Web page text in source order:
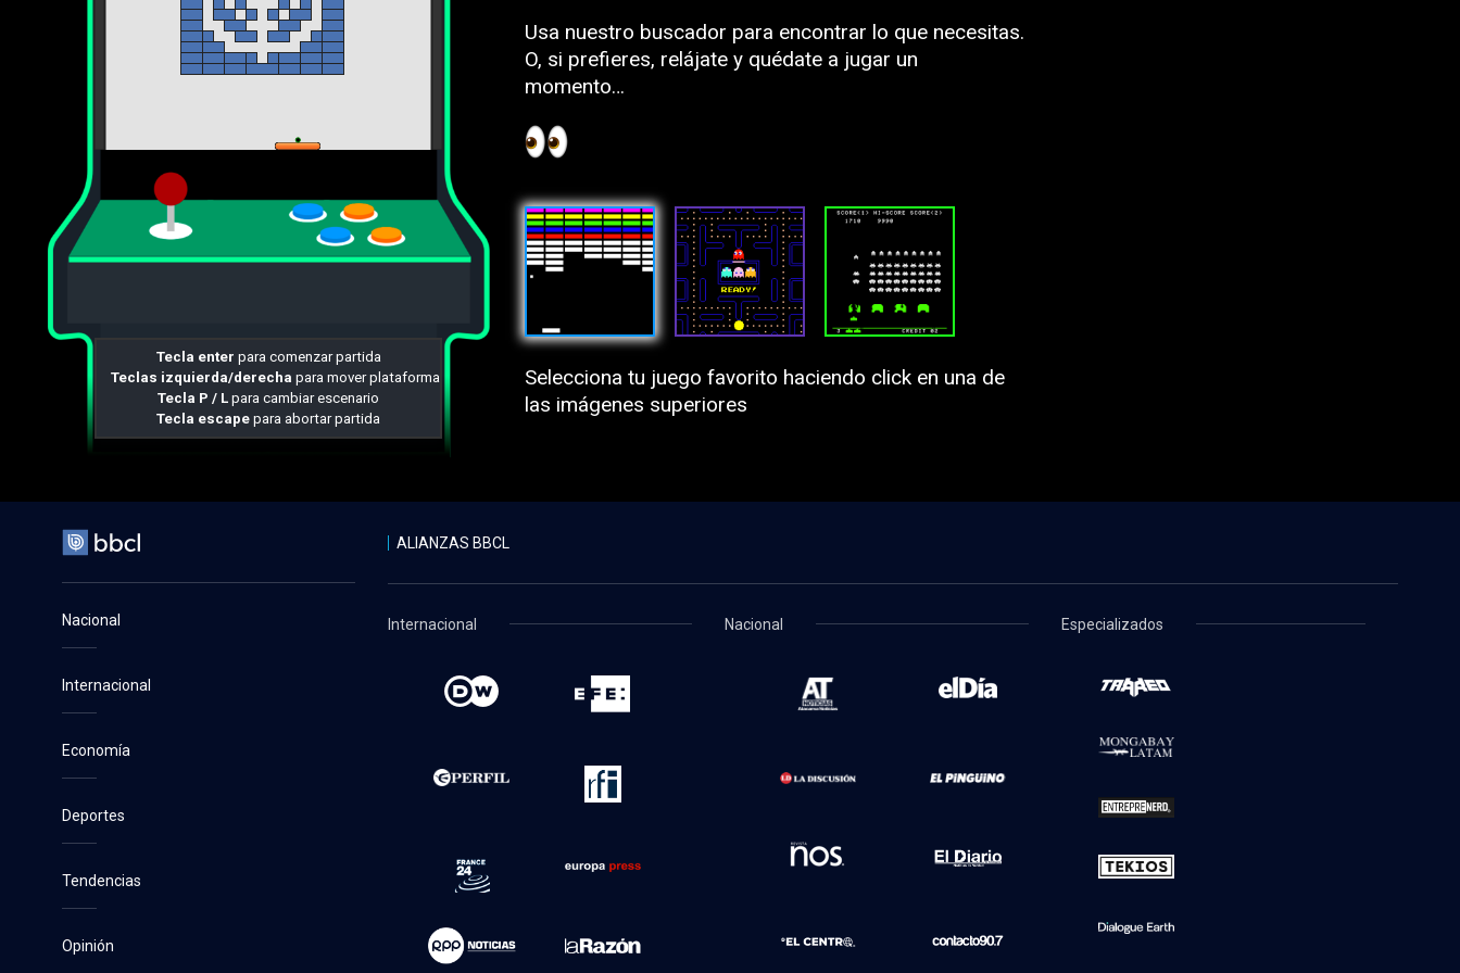
Tecla enter para comenzar partida
Teclas izquierda/derecha para mover plataforma
Tecla P / L para cambiar escenario
Tecla escape para abortar partida
Usa nuestro buscador para encontrar lo que necesitas.
O, si prefieres, relájate y quédate a jugar un
momento…
Selecciona tu juego favorito haciendo click en una de
las imágenes superiores
Nacional
Internacional
Economía
Deportes
Tendencias
Opinión
ALIANZAS BBCL
Internacional Nacional Especializados